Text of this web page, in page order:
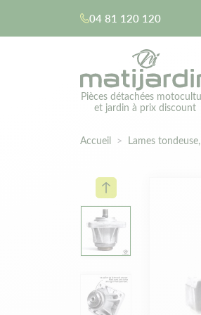
04 81 120 120
Pièces détachées
et jardin à prix discount
Accueil Lames